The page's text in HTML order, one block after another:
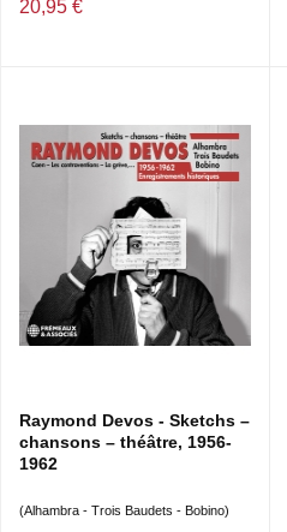
20,95 €
Raymond Devos - Sketchs –
chansons – théâtre, 1956-
1962
(Alhambra - Trois Baudets - Bobino)